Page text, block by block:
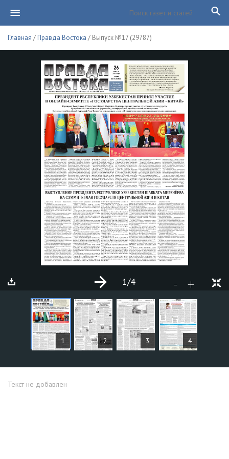
Главная /Правда Востока / Выпуск №17 (29787)
1 2 3 4
- +
1/4
СТАТЬИ
Текст не добавлен